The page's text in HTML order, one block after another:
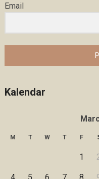
Email
Kalendar
M T W T F
1
4 5 6 7 8